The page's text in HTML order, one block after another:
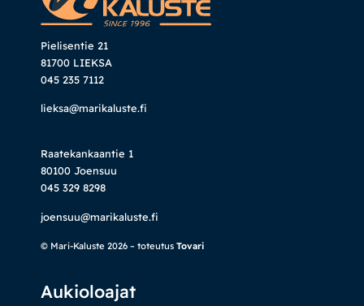
Pielisentie 21
81700 LIEKSA
045 235 7112
lieksa@marikaluste.fi
Raatekankaantie 1
80100 Joensuu
045 329 8298
joensuu@marikaluste.fi
© Mari-Kaluste 2026 – toteutus Tovari
Aukioloajat